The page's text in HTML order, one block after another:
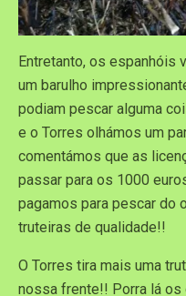
Entretanto, os espanhóis
um barulho
podiam pescar alguma
e o Torres olhámos um
comentámos que as
passar para os 1000
pagamos para pescar do
truteiras de qualidade!!
O Torres tira mais uma
nossa frente!! Porra lá